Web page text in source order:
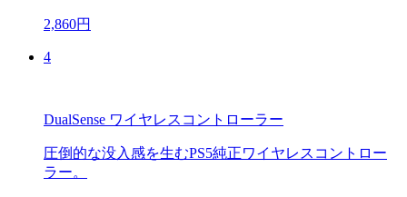
2,860円
4
DualSense ワイヤレスコントローラー
圧倒的な没入感を生むPS5純正ワイヤレスコントロー
ラー。